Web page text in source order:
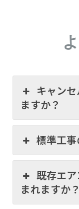
キャン
ますか？
標準工
既存エ
まれますか？